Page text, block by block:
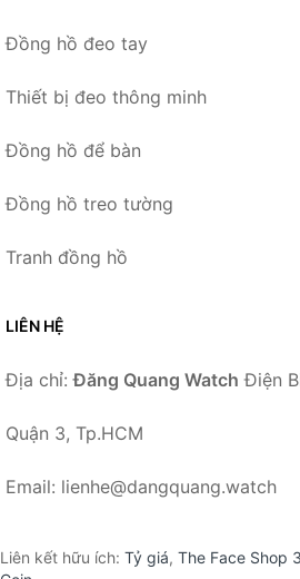
Đồng hồ đeo tay
Thiết bị đeo thông minh
Đồng hồ để bàn
Đồng hồ treo tường
Tranh đồng hồ
LIÊN HỆ
Địa chỉ:Đăng Quang Watch Điện
Quận 3, Tp.HCM
Email: lienhe@dangquang.watch
Liên kết hữu ích: Tỷ giá, The Face Shop